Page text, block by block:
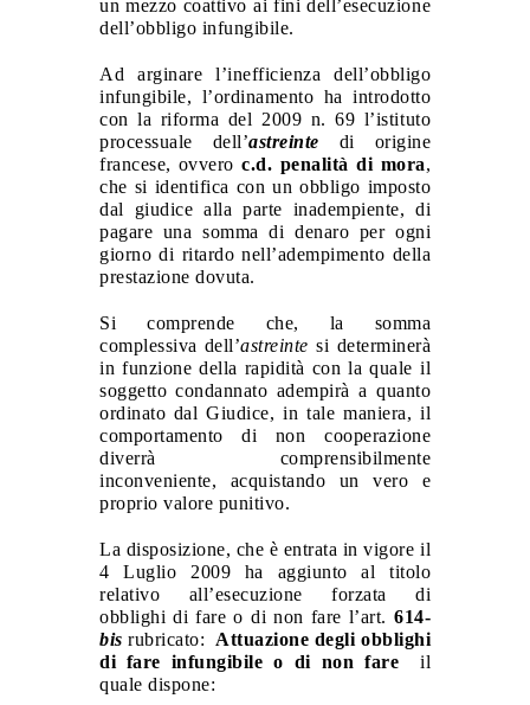
un mezzo coattivo ai fini dell’esecuzione
dell’obbligo infungibile.
Ad arginare l’inefficienza dell’obbligo
infungibile, l’ordinamento ha introdotto
con la riforma del 2009 n. 69 l’istituto
processuale dell’astreinte di origine
francese, ovveroc.d. penalità di mora,
che si identifica con un obbligo imposto
dal giudice alla parte inadempiente, di
pagare una somma di denaro per ogni
giorno di ritardo nell’adempimento della
prestazione dovuta.
Si comprende che, la somma
complessiva dell’astreinte si determinerà
in funzione della rapidità con la quale il
soggetto condannato adempirà a quanto
ordinato dal Giudice, in tale maniera, il
comportamento di non cooperazione
diverrà comprensibilmente
inconveniente, acquistando un vero e
proprio valore punitivo.
La disposizione, che è entrata in vigore il
4 Luglio 2009 ha aggiunto al titolo
relativo all’esecuzione forzata di
obblighi di fare o di non fare l’art. 614-
bis rubricato: Attuazione degli obblighi
di fare infungibile o di non fare il
quale dispone: